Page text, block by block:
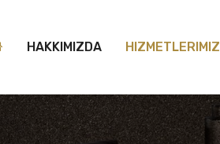
HAKKIMIZDA HIZMETLERIMIZ